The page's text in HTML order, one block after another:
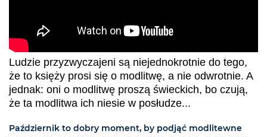
Ludzie przyzwyczajeni są niejednokrotnie do tego,
że to księży prosi się o modlitwę, a nie odwrotnie. A
jednak: oni o modlitwę proszą świeckich, bo czują,
że ta modlitwa ich niesie w posłudze...
Październik to dobry moment, by podjąć modlitewne